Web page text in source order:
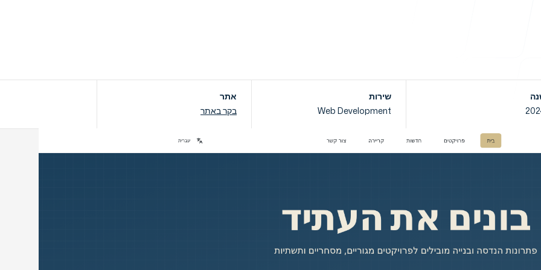
ניהול ספקי אינטרנט פתרונות ERP
שירות
Web Development
אתר
בקר באתר